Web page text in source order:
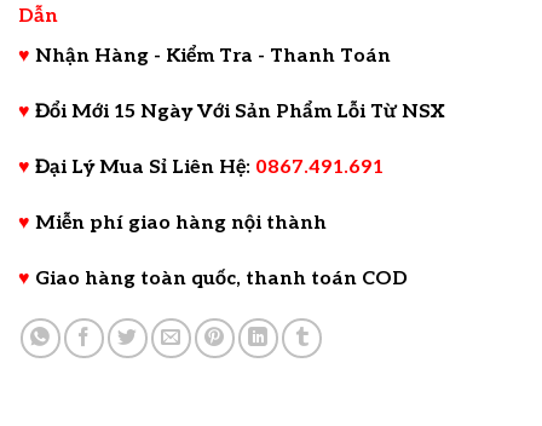
Dẫn
♥ Nhận Hàng - Kiểm Tra - Thanh Toán
♥ Đổi Mới 15 Ngày Với Sản Phẩm Lỗi Từ NSX
♥ Đại Lý Mua Sỉ Liên Hệ: 0867.491.691
♥ Miễn phí giao hàng nội thành
♥ Giao hàng toàn quốc, thanh toán COD